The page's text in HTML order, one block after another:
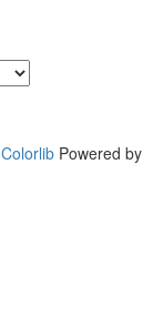
Colorlib Powered by